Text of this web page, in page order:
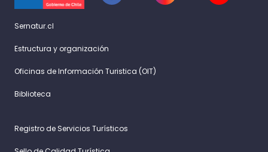
Sernatur.cl
Estructura y organización
Oficinas de Información Turistica (OIT)
Biblioteca
Registro de Servicios Turísticos